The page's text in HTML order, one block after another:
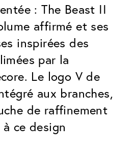
: The Beast II
affirmé et ses
inspirées des
par la
Le logo V de
aux branches,
de raffinement
ce design